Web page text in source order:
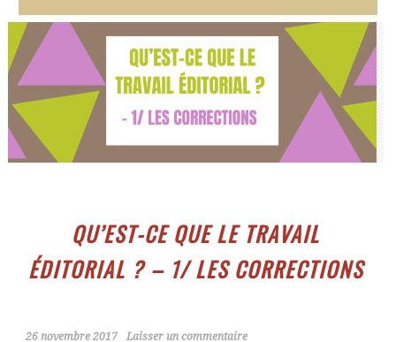
QU’EST-CE QUE LE TRAVAIL
ÉDITORIAL ? – 1/ LES CORRECTIONS
26 novembre 2017 Laisser un commentaire